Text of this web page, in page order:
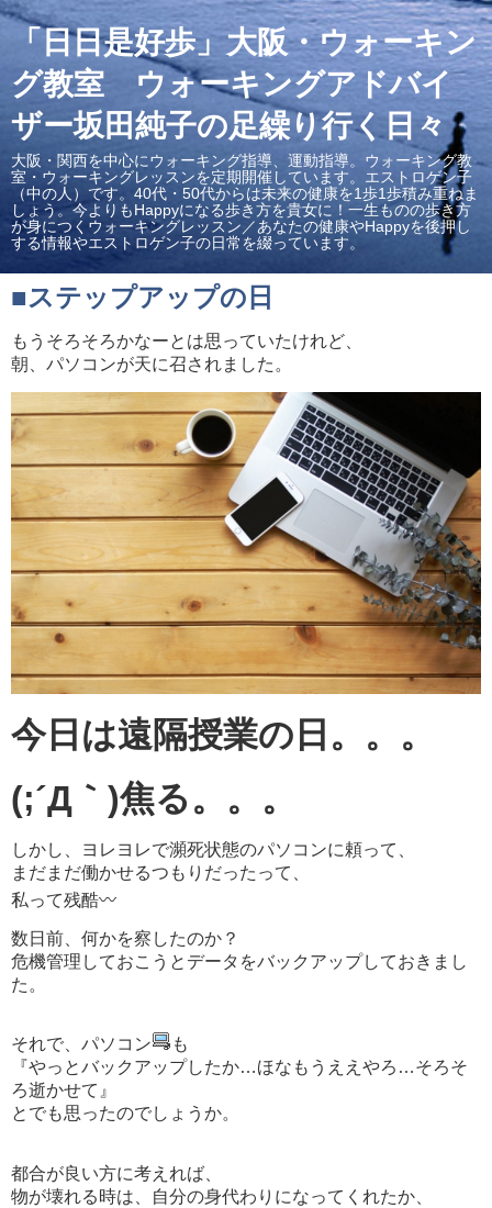
「日日是好歩」大阪・ウォーキン
グ教室 ウォーキングアドバイ
ザー坂田純子の足繰り行く日々
大阪・関西を中心にウォーキング指導、運動指導。ウォーキング教
室・ウォーキングレッスンを定期開催しています。エストロゲン子
（中の人）です。40代・50代からは未来の健康を1歩1歩積み重ねま
しょう。今よりもHappyになる歩き方を貴女に！一生ものの歩き方
が身につくウォーキングレッスン／あなたの健康やHappyを後押し
する情報やエストロゲン子の日常を綴っています。
■ステップアップの日
もうそろそろかなーとは思っていたけれど、
朝、パソコンが天に召されました。
今日は遠隔授業の日。。。
(;´Д｀)焦る。。。
しかし、ヨレヨレで瀕死状態のパソコンに頼って、
まだまだ働かせるつもりだったって、
私って残酷〰︎
数日前、何かを察したのか？
危機管理しておこうとデータをバックアップしておきまし
た。
それで、パソコン
も
『やっとバックアップしたか…ほなもうええやろ …そろそ
ろ逝かせて』
とでも思ったのでしょうか。
都合が良い方に考えれば、
物が壊れる時は 、自分の身代わりになってくれたか、